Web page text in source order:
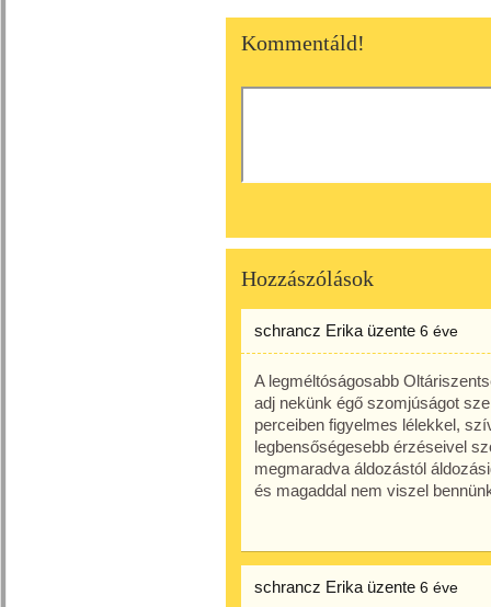
Kommentáld!
Hozzászólások
schrancz Erika üzente 6 éve
A legméltóságosabb
adj nekünk égő szomjúságot
perceiben figyelmes lélekkel,
legbensőségesebb érzéseivel
megmaradva áldozástól
és magaddal nem viszel
schrancz Erika üzente 6 éve